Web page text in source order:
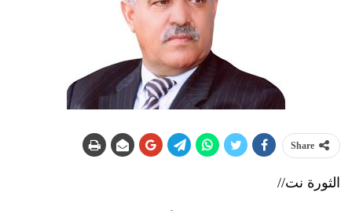
Share
الثورة نت//